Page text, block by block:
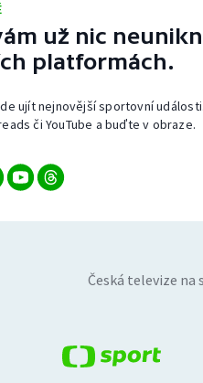
už nic
platformách.
ujít nejnovější sportovní
či YouTube a buďte v obraze.
Česká televize na